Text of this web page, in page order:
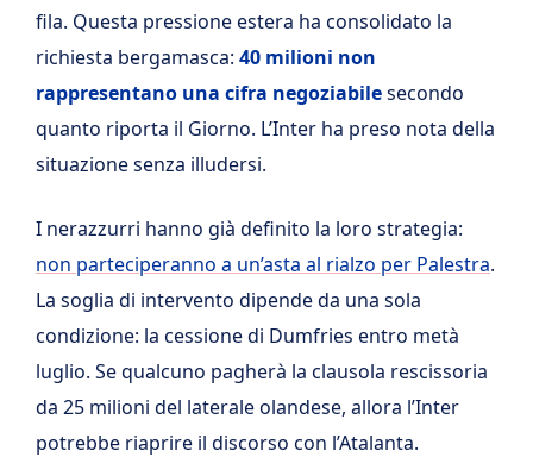
fila. Questa pressione estera ha consolidato la
richiesta bergamasca: 40 milioni non
rappresentano una cifra negoziabilesecondo
quanto riporta il Giorno. L’Inter ha preso nota della
situazione senza illudersi.
I nerazzurri hanno già definito la loro strategia:
non parteciperanno a un’asta al rialzo per Palestra.
La soglia di intervento dipende da una sola
condizione: la cessione di Dumfries entro metà
luglio. Se qualcuno pagherà la clausola rescissoria
da 25 milioni del laterale olandese, allora l’Inter
potrebbe riaprire il discorso con l’Atalanta.